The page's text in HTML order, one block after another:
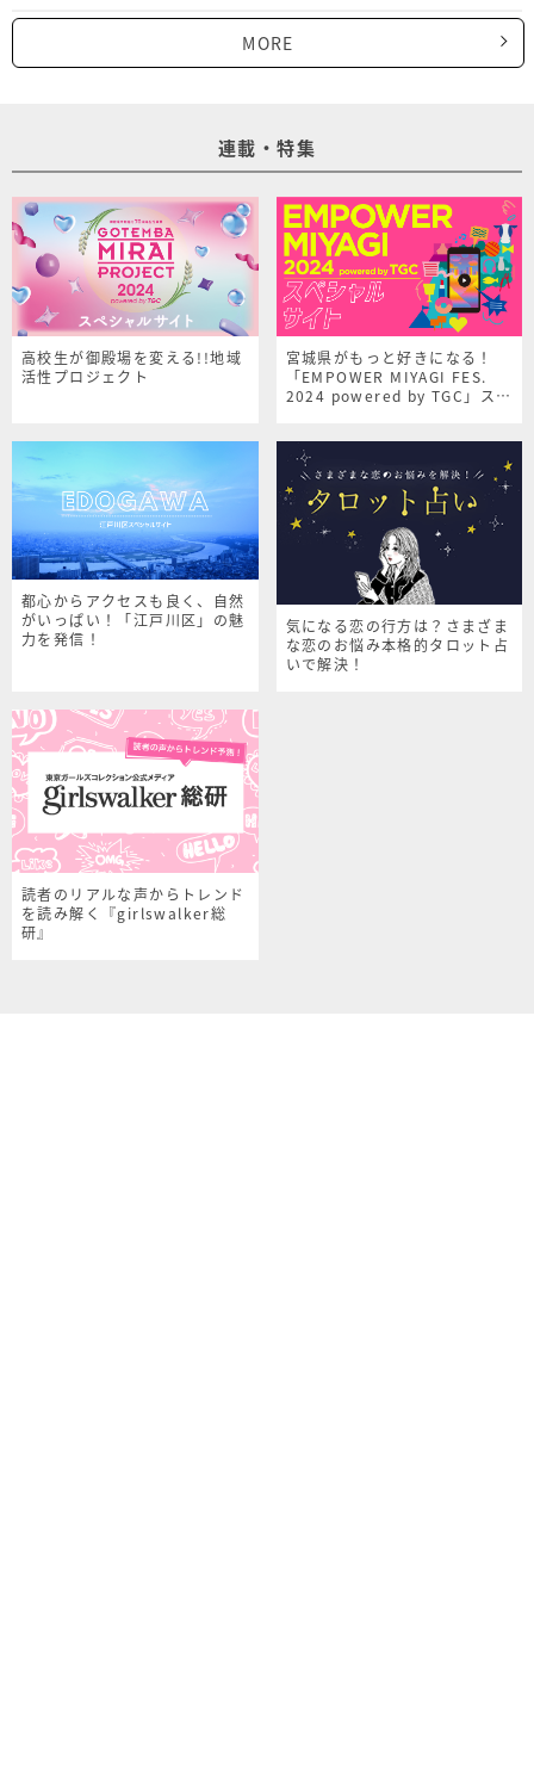
MORE
連載・特集
高校生が御殿場を変える!!地域
活性プロジェクト
宮城県がもっと好きになる！
「EMPOWER MIYAGI FES.
2024 powered by TGC」スペ
都心からアクセスも良く、自然
がいっぱい！「江戸川区」の魅
力を発信！
気になる恋の行方は？さまざま
な恋のお悩み本格的タロット占
いで解決！
読者のリアルな声からトレンド
を読み解く『girlswalker総
研』